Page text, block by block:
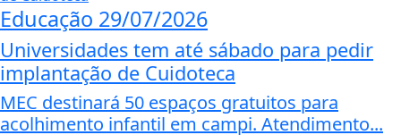
Educação 29/07/2026
Universidades tem até sábado para pedir
implantação de Cuidoteca
MEC destinará 50 espaços gratuitos para
acolhimento infantil em campi. Atendimento...